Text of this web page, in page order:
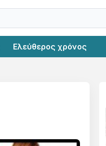
Ελεύθερος χρόνος